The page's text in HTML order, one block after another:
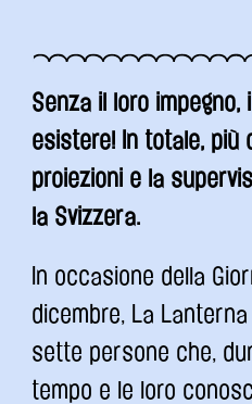
Senza il loro
esistere! In totale, più
proiezioni e la
la Svizzera.
In occasione della
dicembre, La
sette persone che,
tempo e le loro